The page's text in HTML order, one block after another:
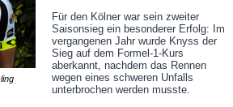
Für den Kölner war sein zweiter
Saisonsieg ein besonderer Erfolg: Im
vergangenen Jahr wurde Knyss der
Sieg auf dem Formel-1-Kurs
aberkannt, nachdem das Rennen
wegen eines schweren Unfalls
unterbrochen werden musste.